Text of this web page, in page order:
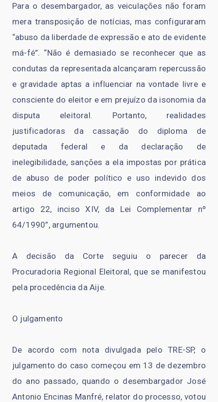
Para o desembargador, as veiculações não foram
mera transposição de notícias, mas configuraram
“abuso da liberdade de expressão e ato de evidente
má-fé”. “Não é demasiado se reconhecer que as
condutas da representada alcançaram repercussão
e gravidade aptas a influenciar na vontade livre e
consciente do eleitor e em prejuízo da isonomia da
disputa eleitoral. Portanto, realidades
justificadoras da cassação do diploma de
deputada federal e da declaração de
inelegibilidade, sanções a ela impostas por prática
de abuso de poder político e uso indevido dos
meios de comunicação, em conformidade ao
artigo 22, inciso XIV, da Lei Complementar nº
64/1990”, argumentou.
A decisão da Corte seguiu o parecer da
Procuradoria Regional Eleitoral, que se manifestou
pela procedência da Aije.
O julgamento
De acordo com nota divulgada pelo TRE-SP, o
julgamento do caso começou em 13 de dezembro
do ano passado, quando o desembargador José
Antonio Encinas Manfré, relator do processo, votou